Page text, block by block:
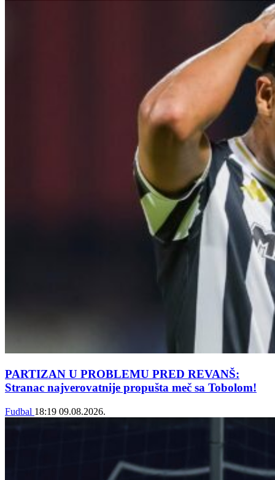
PARTIZAN U PROBLEMU PRED REVANŠ:
Stranac najverovatnije propušta meč sa Tobolom!
Fudbal 18:19 09.08.2026.